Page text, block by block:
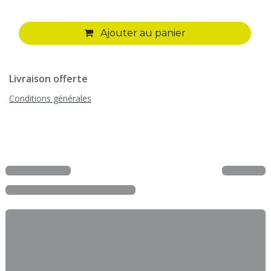
Ajouter au panier
Livraison offerte
Conditions générales